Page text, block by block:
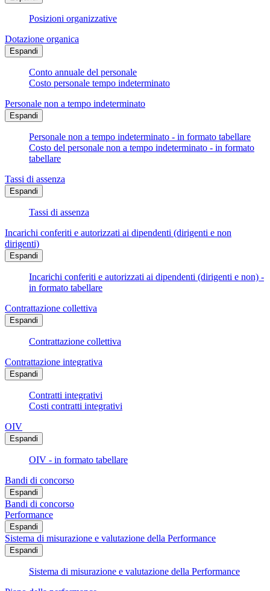
Posizioni organizzative
Dotazione organica
Espandi
Conto annuale del personale
Costo personale tempo indeterminato
Personale non a tempo indeterminato
Espandi
Personale non a tempo indeterminato - in formato tabellare
Costo del personale non a tempo indeterminato - in formato
tabellare
Tassi di assenza
Espandi
Tassi di assenza
Incarichi conferiti e autorizzati ai dipendenti (dirigenti e non
dirigenti)
Espandi
Incarichi conferiti e autorizzati ai dipendenti (dirigenti e non) -
in formato tabellare
Contrattazione collettiva
Espandi
Contrattazione collettiva
Contrattazione integrativa
Espandi
Contratti integrativi
Costi contratti integrativi
OIV
Espandi
OIV - in formato tabellare
Bandi di concorso
Espandi
Bandi di concorso
Performance
Espandi
Sistema di misurazione e valutazione della Performance
Espandi
Sistema di misurazione e valutazione della Performance